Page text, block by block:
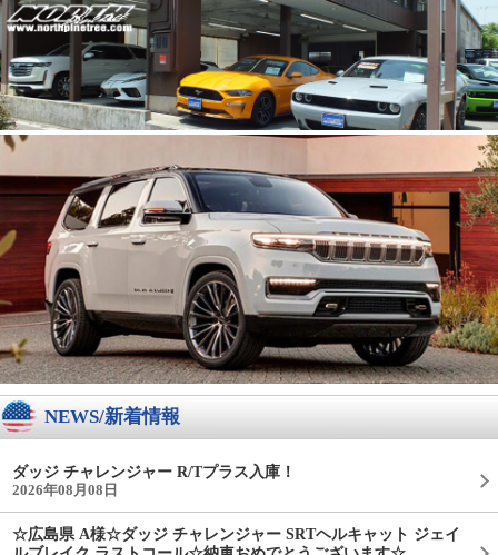
NEWS/新着情報
ダッジ チャレンジャー R/Tプラス入庫！
2026年08月08日
☆広島県 A様☆ダッジ チャレンジャー SRTヘルキャット ジェイ